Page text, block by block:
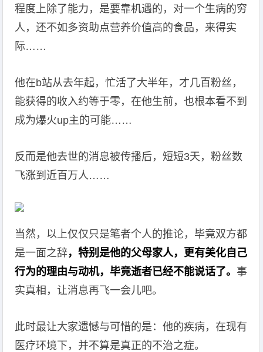
程度上除了能力，是要靠机遇的，对一个生病的穷
人，还不如多资助点营养价值高的食品，来得实
际……
他在b站从去年起，忙活了大半年，才几百粉丝，
能获得的收入约等于零，在他生前，也根本看不到
成为爆火up主的可能……
反而是他去世的消息被传播后，短短3天，粉丝数
飞涨到近百万人……
当然，以上仅仅只是笔者个人的推论，毕竟双方都
是一面之辞，特别是他的父母家人，更有美化自己
行为的理由与动机，毕竟逝者已经不能说话了。事
实真相，让消息再飞一会儿吧。
此时最让大家遗憾与可惜的是：他的疾病，在现有
医疗环境下，并不算是真正的不治之症。